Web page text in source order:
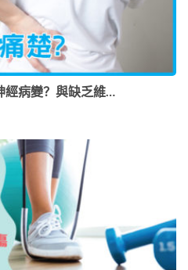
經病變？與缺乏維…